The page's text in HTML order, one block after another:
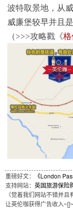
波特取景地，从
威廉堡较早并且
（>>>攻略戳《格
重磅好文： 《London
支持网站： 英国旅游保险
（觉着我们网站不错并
让英伦咖获得广告收入